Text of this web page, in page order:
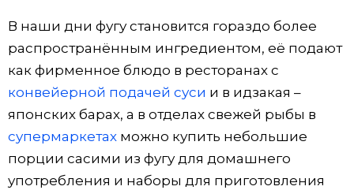
В наши дни фугу становится гораздо более
распространённым ингредиентом, её подают
как фирменное блюдо в ресторанах с
конвейерной подачей суси и в идзакая –
японских барах, а в отделах свежей рыбы в
супермаркетахможно купить небольшие
порции сасими из фугу для домашнего
употребления и наборы для приготовления